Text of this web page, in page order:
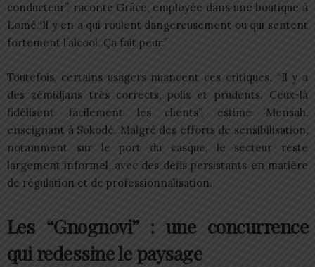
conducteur”, raconte Grâce, employée dans une boutique à
Lomé.“Il y en a qui roulent dangereusement ou qui sentent
fortement l’alcool. Ça fait peur.”
Toutefois, certains usagers nuancent ces critiques. “Il y a
des zémidjans très corrects, polis et prudents. Ceux-là
fidélisent facilement les clients”, estime Mensah,
enseignant à Sokodé. Malgré des efforts de sensibilisation,
notamment sur le port du casque, le secteur reste
largement informel, avec des défis persistants en matière
de régulation et de professionnalisation.
Les “Gnognovi” : une concurrence
qui redessine le paysage